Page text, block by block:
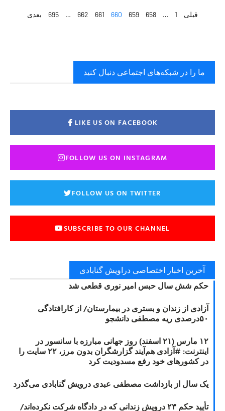
قبلی 1
…
658
659
660
661
662
…
695 بعدی
ما را در شبکه‌های اجتماعی دنبال کنید
LIKE US ON FACEBOOK
FOLLOW US ON INSTAGRAM
FOLLOW US ON TWITTER
SUBSCRIBE TO OUR CHANNEL
آخرین اخبار اختصاصی دراویش گنابادی
حکم شش سال حبس امیر نوری قطعی شد
آزادی از زندان و بستری در بیمارستان/ از کارافتادگی
۵۰درصدی ریه مصطفی دانشجو
۱۲ مارس (۲۱ اسفند) روز جهانی مبارزه با سانسور در
اینترنت: #آزادی هم‌آیند گزارشگران‌ بدون مرز، ۲۲ سایت را
در کشورهای خود رفع مسدودیت کرد
یک سال از بازداشت مصطفی عبدی درویش گنابادی می‌گذرد
تأیید حکم ۲۳ درویش زندانی که در دادگاه شرکت نکرده‌اند/